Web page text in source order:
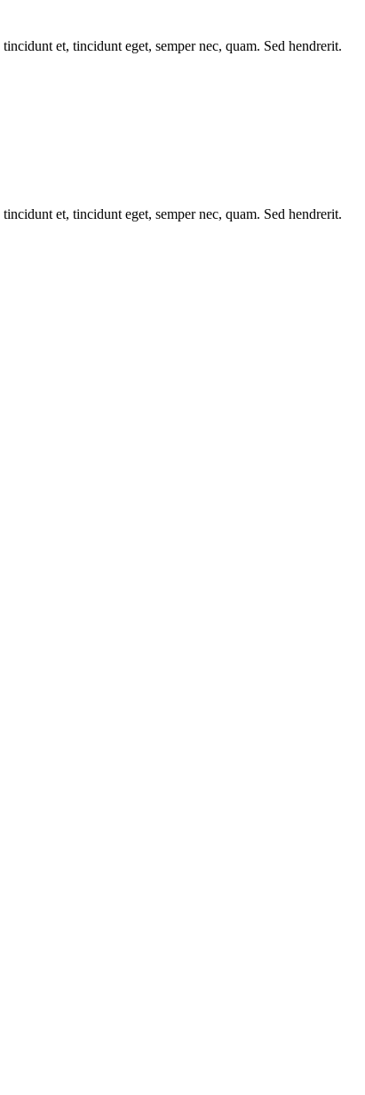
et, tincidunt eget, semper nec, quam. Sed hendrerit.
et, tincidunt eget, semper nec, quam. Sed hendrerit.